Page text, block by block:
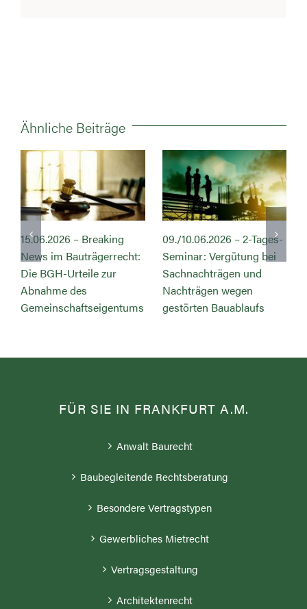
Ähnliche Beiträge
– Breaking
im Bauträgerrecht:
Urteile zur
des
09./10.06.2026 – 2-Tages-
Seminar: Vergütung bei
Sachnachträgen und
Nachträgen wegen
gestörten Bauablaufs
des
FÜR SIE IN FRANKFURT A.M.
Anwalt Baurecht
Baubegleitende Rechtsberatung
Besondere Vertragstypen
Gewerbliches Mietrecht
Vertragsgestaltung
Architektenrecht